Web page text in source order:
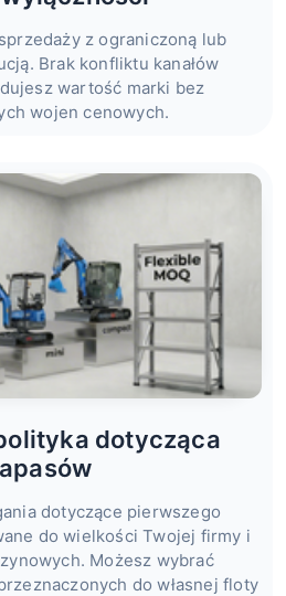
z ograniczoną lub
Brak konfliktu kanałów
wartość marki bez
wojen cenowych.
dotycząca
dotyczące pierwszego
do wielkości Twojej firmy i
Możesz wybrać
do własnej floty